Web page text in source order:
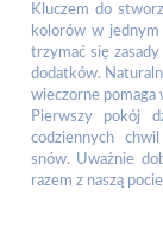
Kluczem do
kolorów w jednym
trzymać się
dodatków.
wieczorne pomaga
Pierwszy pokój
codziennych
snów. Uważnie
razem z naszą